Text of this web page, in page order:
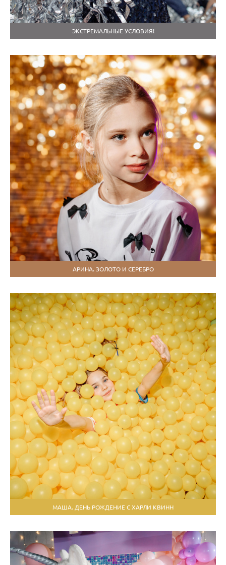
ЭКСТРЕМАЛЬНЫЕ УСЛОВИЯ!
АРИНА. ЗОЛОТО И СЕРЕБРО
МАША. ДЕНЬ РОЖДЕНИЕ С ХАРЛИ КВИНН